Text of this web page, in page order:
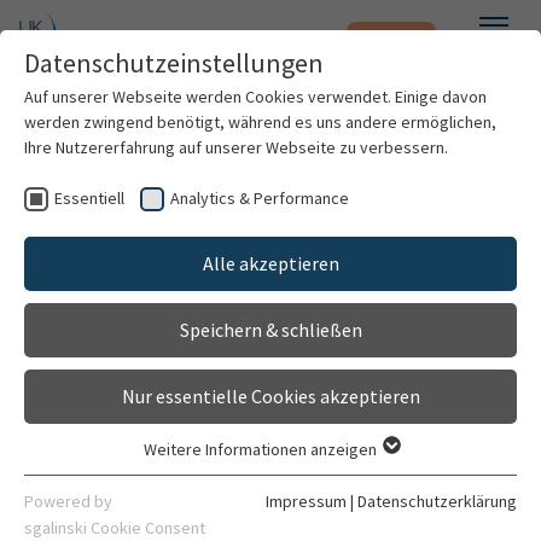
Zum Hauptinhalt springen Notfall
Patienten & Besucher
Kliniken & Institute
Forschung
Karriere
Vorstand
Zentrum für Orthopädie, Unfallchirurgie
und Paraplegiologie
Prof. Dr. med. Norbert
Weidner
Zum Profil
Datenschutzeinstellungen
Auf unserer Webseite werden Cookies verwendet. Einige davon
werden zwingend benötigt, während es uns andere ermöglichen,
Ihre Nutzererfahrung auf unserer Webseite zu verbessern.
Essentiell Analytics & Performance
Alle akzeptieren
Speichern & schließen
Nur essentielle Cookies akzeptieren
Essentielle Cookies werden für grundlegende Funktionen der
Webseite benötigt. Dadurch ist gewährleistet, dass die
Weitere Informationen anzeigen
Powered by
sgalinski Cookie Consent
Impressum | Datenschutzerklärung